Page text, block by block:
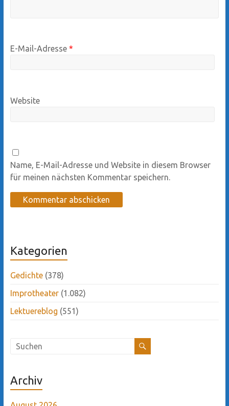
E-Mail-Adresse *
Website
Name, E-Mail-Adresse und Website in diesem Browser
für meinen nächsten Kommentar speichern.
Kategorien
Gedichte(378)
Improtheater(1.082)
Lektuereblog (551)
Archiv